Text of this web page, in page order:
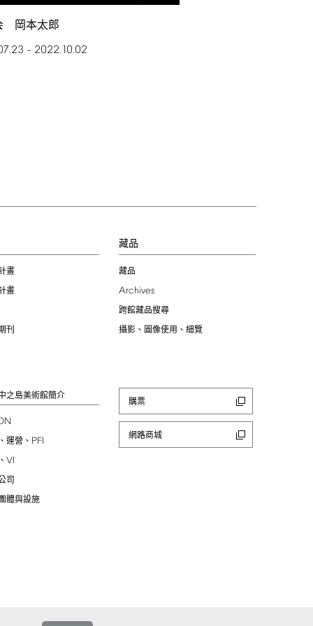
岡本太郎
– 2022.10.02
畫
畫
刊
藏品
藏品
Archives
跨館藏品搜尋
攝影、圖像使用、細覽
之島美術館簡介
運營、 PFI
VI
司
體與設施
購票
網路商城